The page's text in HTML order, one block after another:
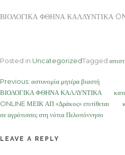
ΒΙΟΛΟΓΙΚΑ ΦΘΗΝΑ ΚΑΛΛΥΝΤΙΚΑ
Posted in UncategorizedTagged
Post
navigation
Previous: αστυνομία μητέρα βιαστή
ΒΙΟΛΟΓΙΚΑ ΦΘΗΝΑ ΚΑΛΛΥΝΤΙΚΑ
ONLINE ΜΕΙΚ ΑΠ «Δράκος» επιτίθεται
σε αγρότισσες στη νότια Πελοπόννησο
LEAVE A REPLY